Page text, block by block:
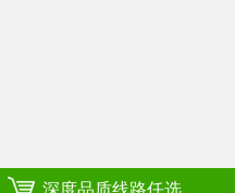
深度品质线路任选